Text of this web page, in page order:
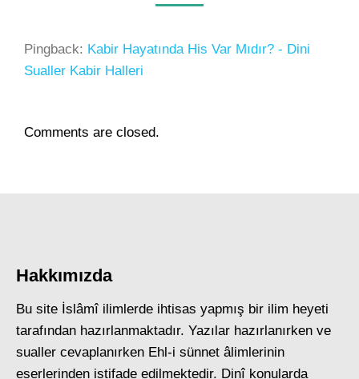
Pingback: Kabir Hayatında His Var Mıdır? - Dini
Sualler Kabir Halleri
Comments are closed.
Hakkımızda
Bu site İslâmî ilimlerde ihtisas yapmış bir ilim heyeti
tarafından hazırlanmaktadır. Yazılar hazırlanırken ve
sualler cevaplanırken Ehl-i sünnet âlimlerinin
eserlerinden istifade edilmektedir. Dinî konularda